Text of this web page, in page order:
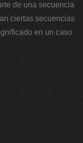
de una secuencia
ciertas secuencias
en un caso